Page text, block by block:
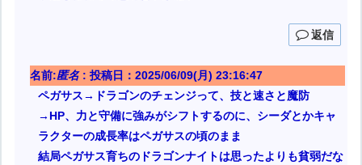
返信
名前:匿名: 投稿日：2025/06/09(月) 23:16:47
ペガサス→ドラゴンのチェンジって、技と速さと魔防
→HP、力と守備に強みがシフトするのに、シーダとかキャ
ラクターの成長率はペガサスの頃のまま
結局ペガサス育ちのドラゴンナイトは思ったよりも貧弱だな